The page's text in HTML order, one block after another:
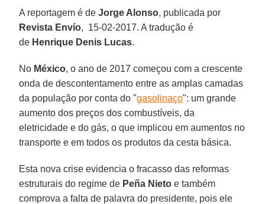
A reportagem é deJorge Alonso, publicada por
Revista Envío, 15-02-2017. A tradução é
de Henrique Denis Lucas.
No México, o ano de 2017 começou com a crescente
onda de descontentamento entre as amplas camadas
da população por conta do "gasolinaço": um grande
aumento dos preços dos combustíveis, da
eletricidade e do gás, o que implicou em aumentos no
transporte e em todos os produtos da cesta básica.
Esta nova crise evidencia o fracasso das reformas
estruturais do regime de Peña Nieto e também
comprova a falta de palavra do presidente, pois ele